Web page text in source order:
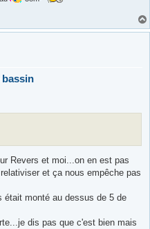
bassin
Revers et moi...on en est pas
et ça nous empêche pas
était monté au dessus de 5 de
dis pas que c'est bien mais